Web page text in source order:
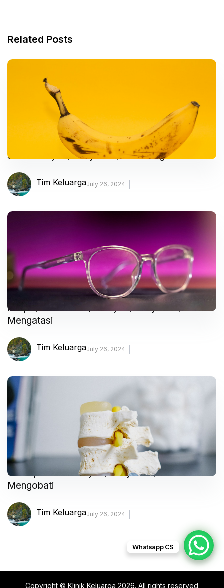
Related Posts
Sifilis – Gejala, Penyebab, dan Mengobati
Tim KeluargaJuly 26, 2024
Miopi (Rabun Jauh) – Gejala, Penyebab, dan
Mengatasi
Tim KeluargaJuly 26, 2024
Osteoporosis – Gejala, Penyebab, dan
Mengobati
Tim KeluargaJuly 26, 2024
Copyright © Klinik Keluarga 2026. All rights reserved
Whatsapp CS